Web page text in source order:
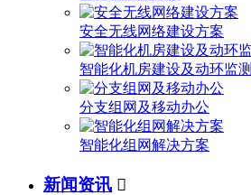
安全无线网络建设方案
智能化机房建设及动环监测
分支组网及移动办公
智能化组网解决方案
新闻资讯 